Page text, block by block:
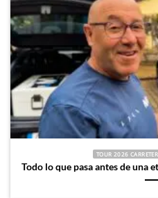
TOUR 2026
Todo lo que pasa antes de una